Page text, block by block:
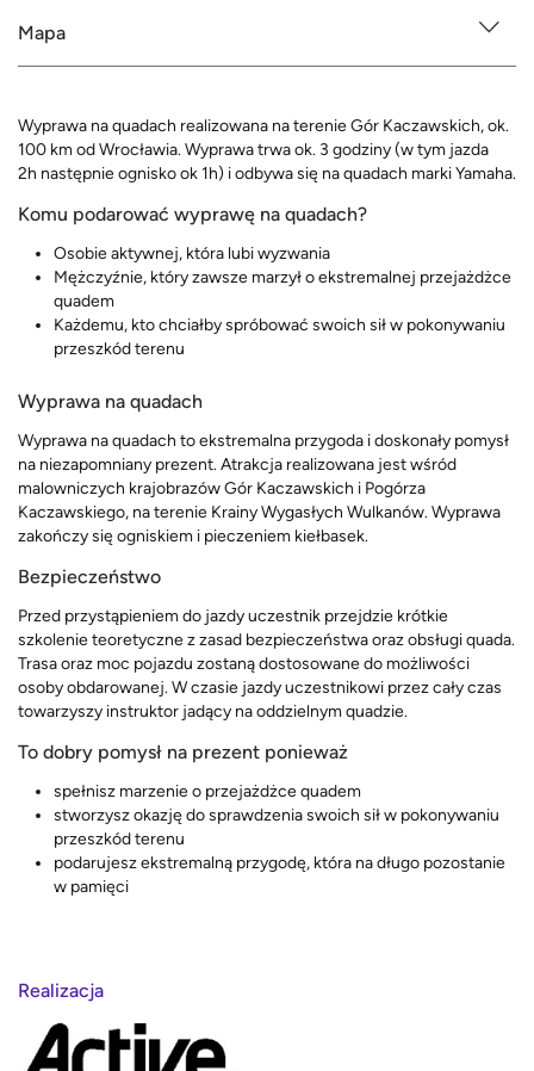
Mapa
Wyprawa na quadach realizowana na terenie Gór Kaczawskich, ok.
100 km od Wrocławia. Wyprawa trwa ok. 3 godziny (w tym jazda
2h następnie ognisko ok 1h) i odbywa się na quadach marki Yamaha.
Komu podarować wyprawę na quadach?
Osobie aktywnej, która lubi wyzwania
Mężczyźnie, który zawsze marzył o ekstremalnej przejażdżce
quadem
Każdemu, kto chciałby spróbować swoich sił w pokonywaniu
przeszkód terenu
Wyprawa na quadach
Wyprawa na quadach to ekstremalna przygoda i doskonały pomysł
na niezapomniany prezent. Atrakcja realizowana jest wśród
malowniczych krajobrazów Gór Kaczawskich i Pogórza
Kaczawskiego, na terenie Krainy Wygasłych Wulkanów. Wyprawa
zakończy się ogniskiem i pieczeniem kiełbasek.
Bezpieczeństwo
Przed przystąpieniem do jazdy uczestnik przejdzie krótkie
szkolenie teoretyczne z zasad bezpieczeństwa oraz obsługi quada.
Trasa oraz moc pojazdu zostaną dostosowane do możliwości
osoby obdarowanej. W czasie jazdy uczestnikowi przez cały czas
towarzyszy instruktor jadący na oddzielnym quadzie.
To dobry pomysł na prezent ponieważ
spełnisz marzenie o przejażdżce quadem
stworzysz okazję do sprawdzenia swoich sił w pokonywaniu
przeszkód terenu
podarujesz ekstremalną przygodę, która na długo pozostanie
w pamięci
Realizacja